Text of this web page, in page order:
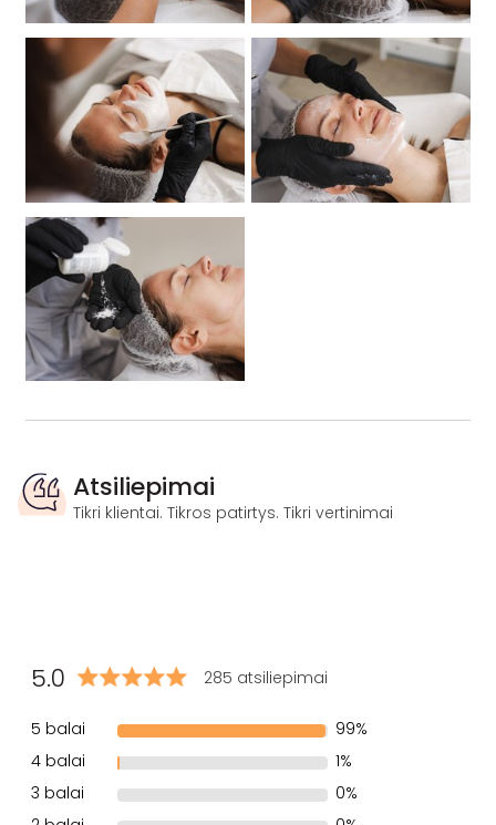
Atsiliepimai
Tikri klientai. Tikros patirtys. Tikri vertinimai
5.0 285 atsiliepimai
5 balai
99%
4 balai
1%
3 balai
0%